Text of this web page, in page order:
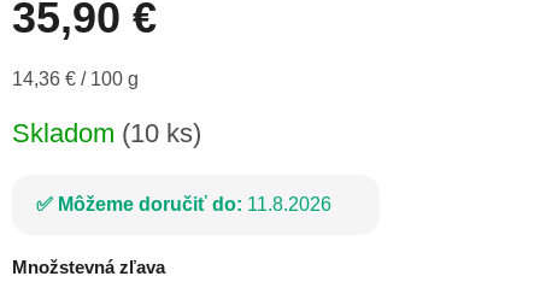
35,90 €
Jednotková
14,36 € / 100 g
Skladom (10 ks)
Môžeme doručiť do: 11.8.2026
Množstevná zľava